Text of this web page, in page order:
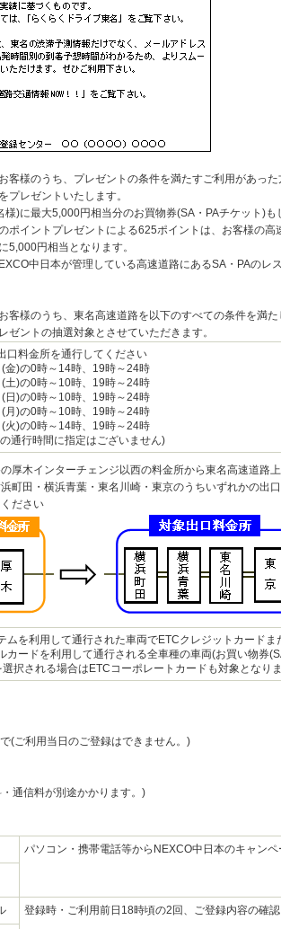
客様のうち、プレゼントの条件を満たすご利用があっ
をプレゼントいたします。
様)に最大5,000円相当分のお買物券(SA・PAチケット)
ポイントプレゼントによる625ポイントは、お客様の
5,000円相当となります。
中日本が管理している高速道路にあるSA・PAのレ
客様のうち、東名高速道路を以下のすべての条件を満
ゼントの抽選対象とさせていただきます。
口料金所を通行してください
金)の0時～14時、19時～24時
土)の0時～10時、19時～24時
日)の0時～10時、19時～24時
月)の0時～10時、19時～24時
火)の0時～14時、19時～24時
通行時間に指定はございません)
厚木インターチェンジ以西の料金所から東名高速道路
町田・横浜青葉・東名川崎・東京のうちいずれかの出
ださい
ムを利用して通行された車両でETCクレジットカードま
カードを利用して通行される全車種の車両(お買い物券
選択される場合はETCコーポレートカードも対象となり
(ご利用当日のご登録はできません。)
通信料が別途かかります。)
パソコン・携帯電話等からNEXCO中日本のキャン
登録時・ご利用前日18時頃の2回、ご登録内容の確